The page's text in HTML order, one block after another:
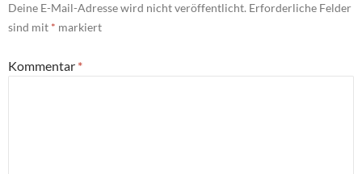
Deine E-Mail-Adresse wird nicht veröffentlicht. Erforderliche Felder
sind mit * markiert
Kommentar *